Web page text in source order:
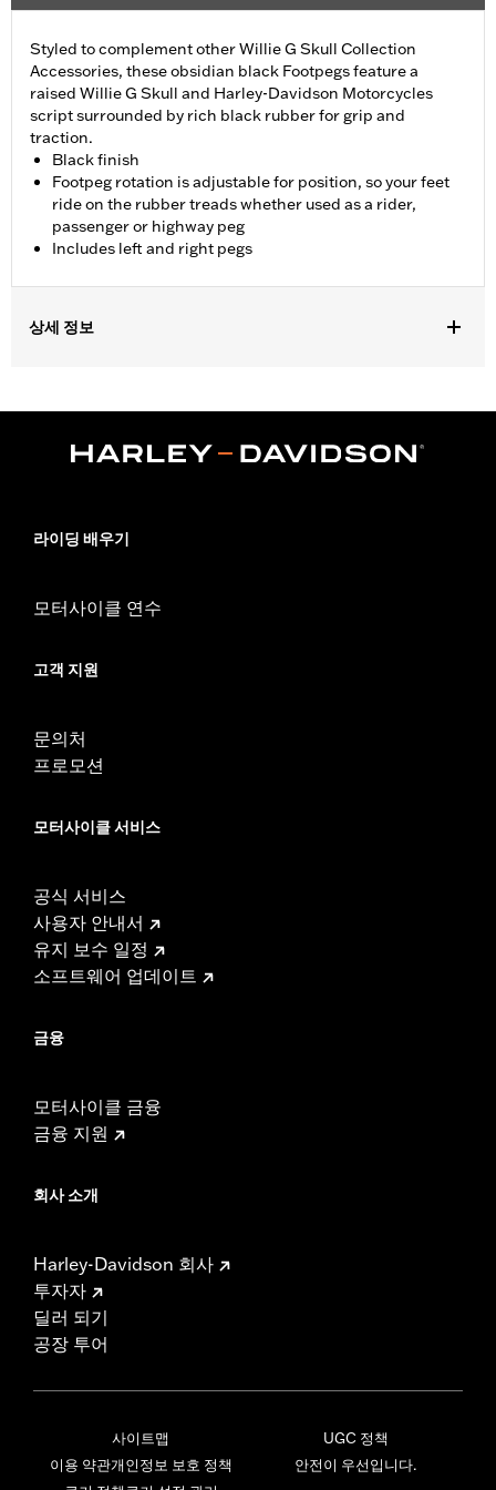
Styled to complement other Willie G Skull Collection
Accessories, these obsidian black Footpegs feature a
raised Willie G Skull and Harley-Davidson Motorcycles
script surrounded by rich black rubber for grip and
traction.
Black finish
Footpeg rotation is adjustable for position, so your feet
ride on the rubber treads whether used as a rider,
passenger or highway peg
Includes left and right pegs
상세 정보
Board-To-Peg Conversion Kit P/N 50501640 and '09-'25 Touring
(except '23-'25 FLHXSE, FLTRXSE, '24-'25 FLHX, FLTRX,
Installation Instructions
In the Box:Left and right footpegs, installation instructions
d.com/warranty
라이딩 배우기
모터사이클 연수
고객 지원
문의처
프로모션
모터사이클 서비스
공식 서비스
사용자 안내서
유지 보수 일정
소프트웨어 업데이트
금융
모터사이클 금융
금융 지원
회사 소개
Harley-Davidson 회사
투자자
딜러 되기
공장 투어
사이트맵
이용 약관개인정보 보호 정책
UGC 정책
안전이 우선입니다.